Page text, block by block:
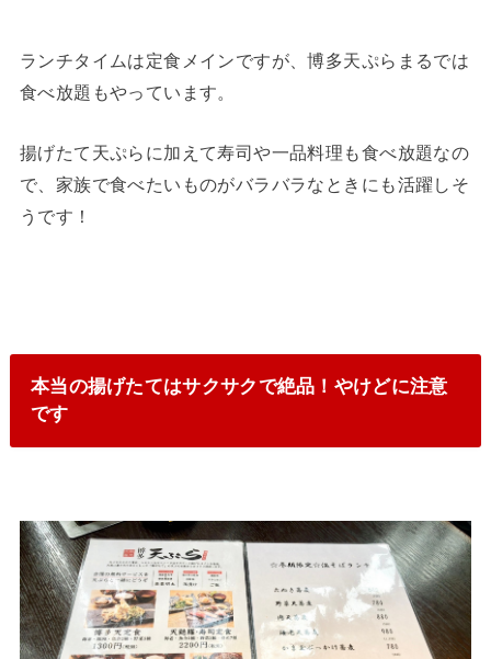
ランチタイムは定食メインですが、博多天ぷらまるでは
食べ放題もやっています。
揚げたて天ぷらに加えて寿司や一品料理も食べ放題なの
で、家族で食べたいものがバラバラなときにも活躍しそ
うです！
本当の揚げたてはサクサクで絶品！やけどに注意
です